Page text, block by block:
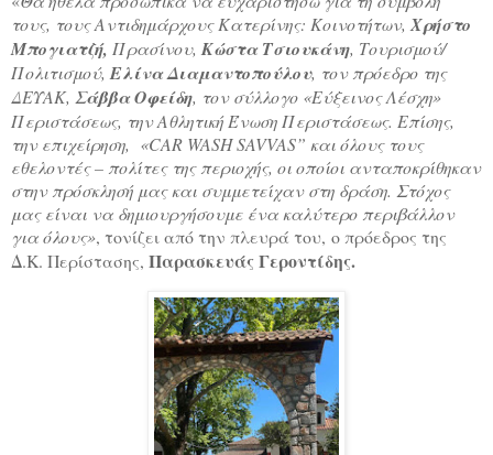
τους, τους Αντιδημάρχους Κατερίνης: Κοινοτήτων, Χρήστο
Μπογιατζή, Πρασίνου, Κώστα Τσιουκάνη, Τουρισμού/
Πολιτισμού, Ελίνα Διαμαντοπούλου, τον πρόεδρο της
ΔΕΥΑΚ, Σάββα Οφείδη, τον σύλλογο «Εύξεινος Λέσχη»
Περιστάσεως, την Αθλητική Ένωση Περιστάσεως. Επίσης,
την επιχείρηση, «CAR WASH SAVVAS” και όλους τους
εθελοντές – πολίτες της περιοχής, οι οποίοι ανταποκρίθηκαν
στην πρόσκλησή μας και συμμετείχαν στη δράση. Στόχος
μας είναι να δημιουργήσουμε ένα καλύτερο περιβάλλον
για όλους», τονίζει από την πλευρά του, ο πρόεδρος της
Δ.Κ. Περίστασης, Παρασκευάς Γεροντίδης.